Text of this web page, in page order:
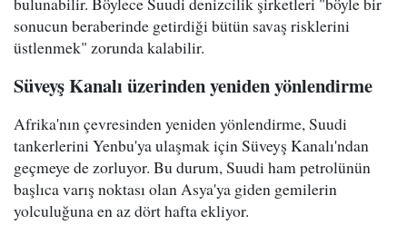
sonucun beraberinde getirdiği bütün savaş risklerini
üstlenmek" zorunda kalabilir.
Süveyş Kanalı üzerinden yeniden yönlendirme
Afrika'nın çevresinden yeniden yönlendirme, Suudi
tankerlerini Yenbu'ya ulaşmak için Süveyş Kanalı'ndan
geçmeye de zorluyor. Bu durum, Suudi ham petrolünün
başlıca varış noktası olan Asya'ya giden gemilerin
yolculuğuna en az dört hafta ekliyor.